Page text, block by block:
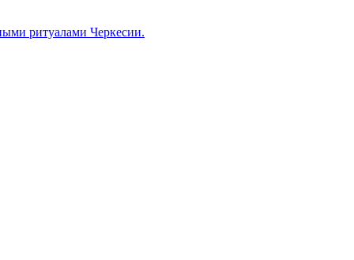
ритуалами Черкесии.